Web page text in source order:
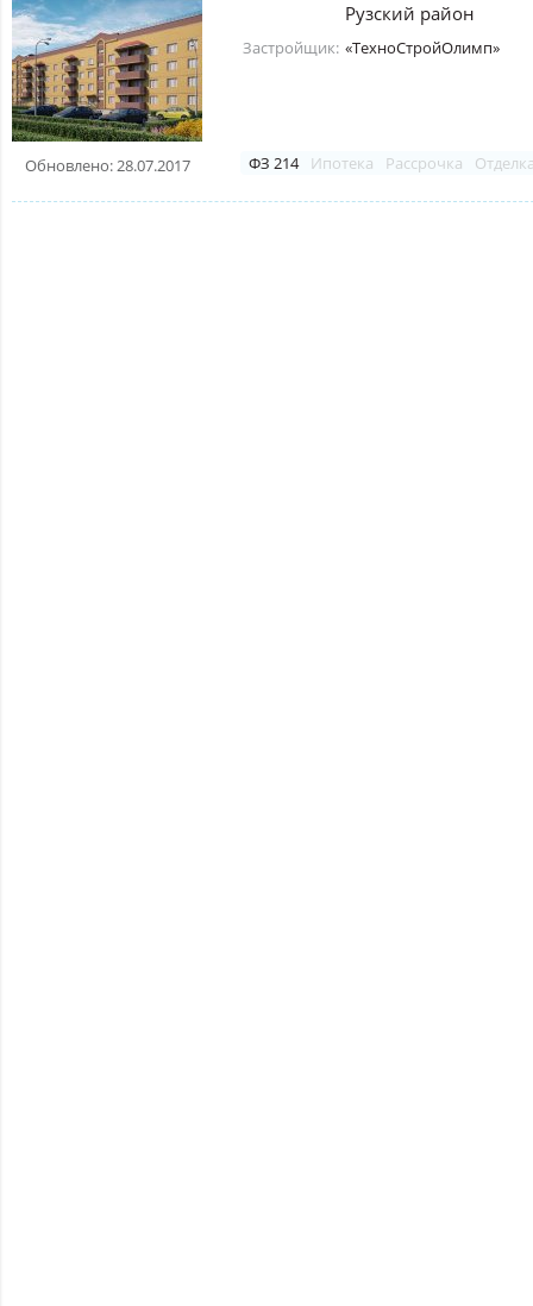
Обновлено: 28.07.2017
Рузский район
Застройщик: «ТехноСтройОлимп»
ФЗ 214 Ипотека Рассрочка